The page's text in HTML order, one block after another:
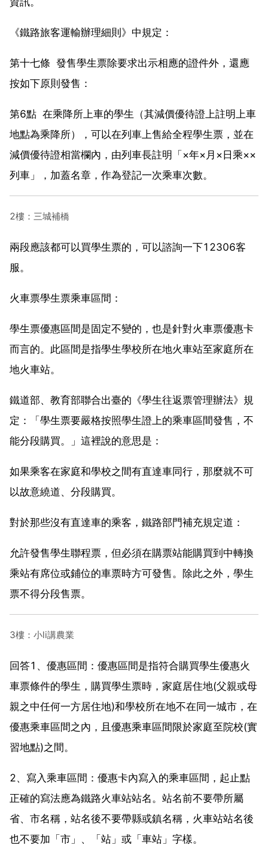
《鐵路旅客運輸辦理細則》中規定：
第十七條 發售學生票除要求出示相應的證件外，還應
按如下原則發售：
第6點 在乘降所上車的學生（其減價優待證上註明上車
地點為乘降所），可以在列車上售給全程學生票，並在
減價優待證相當欄內，由列車長註明「×年×月×日乘××
列車」，加蓋名章，作為登記一次乘車次數。
2樓：三城補橋
兩段應該都可以買學生票的，可以諮詢一下12306客
服。
火車票學生票乘車區間：
學生票優惠區間是固定不變的，也是針對火車票優惠卡
而言的。此區間是指學生學校所在地火車站至家庭所在
地火車站。
鐵道部、教育部聯合出臺的《學生往返票管理辦法》規
定：「學生票要嚴格按照學生證上的乘車區間發售，不
能分段購買。」這裡說的意思是：
如果乘客在家庭和學校之間有直達車同行，那麼就不可
以故意繞道、分段購買。
對於那些沒有直達車的乘客，鐵路部門補充規定道：
允許發售學生聯程票，但必須在購票站能購買到中轉換
乘站有席位或鋪位的車票時方可發售。除此之外，學生
票不得分段售票。
3樓：小li講農業
回答1、優惠區間：優惠區間是指符合購買學生優惠火
車票條件的學生，購買學生票時，家庭居住地(父親或母
親之中任何一方居住地)和學校所在地不在同一城市，在
優惠乘車區間之內，且優惠乘車區間限於家庭至院校(實
習地點)之間。
2、寫入乘車區間：優惠卡內寫入的乘車區間，起止點
正確的寫法應為鐵路火車站站名。站名前不要帶所屬
省、市名稱，站名後不要帶縣或鎮名稱，火車站站名後
也不要加「市」、「站」或「車站」字樣。